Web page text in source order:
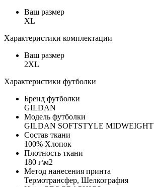
Ваш размер
XL
Характеристики комплектации
Ваш размер
2XL
Характеристики футболки
Бренд футболки
GILDAN
Модель футболки
GILDAN SOFTSTYLE MIDWEIGHT
Состав ткани
100% Хлопок
Плотность ткани
180 г\м2
Метод нанесения принта
Термотрансфер, Шелкография